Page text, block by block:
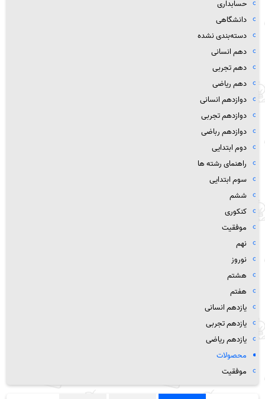
حسابداری
دانشگاهی
دسته‌بندی نشده
دهم انسانی
دهم تجربی
دهم ریاضی
دوازدهم انسانی
دوازدهم تجربی
دوازدهم رباضی
دوم ابتدایی
راهنمای رشته ها
سوم ابتدایی
ششم
کنکوری
موفقیت
نهم
نوروز
هشتم
هفتم
یازدهم انسانی
یازدهم تجربی
یازدهم ریاضی
محصولات
موفقیت